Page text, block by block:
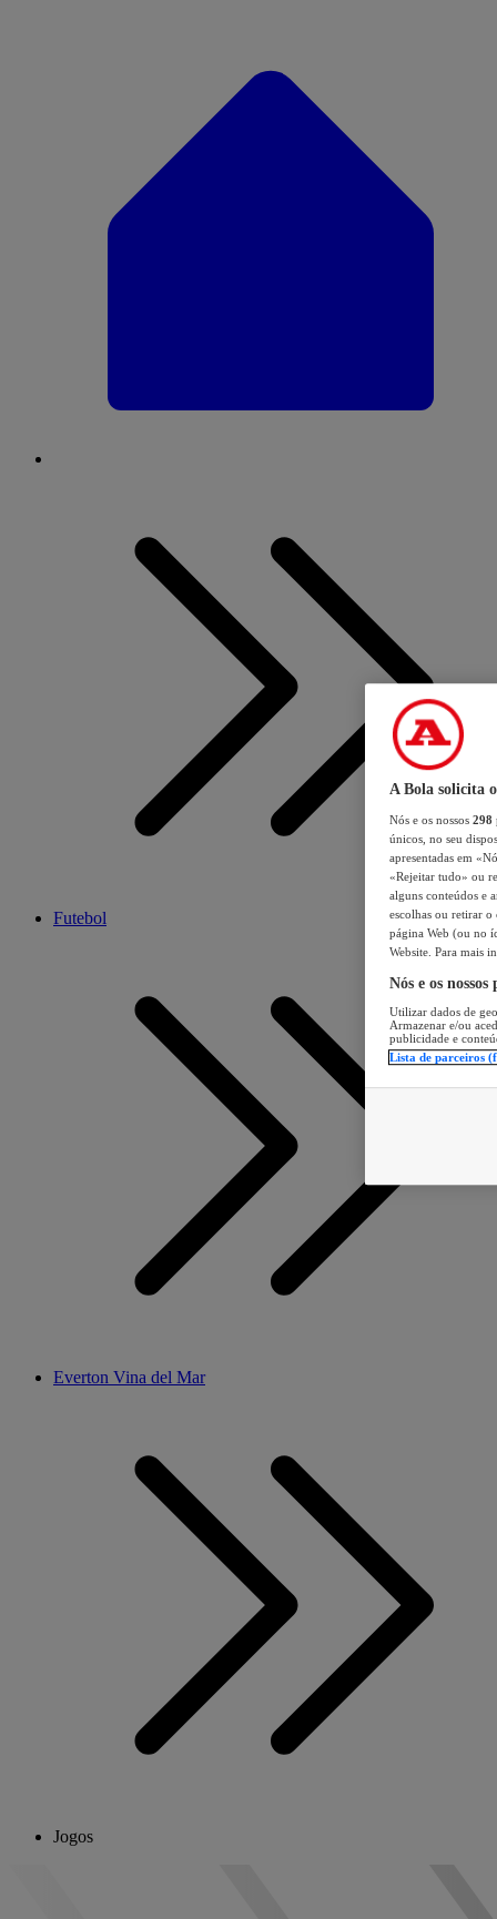
Futebol
Everton Vina del Mar
Jogos
A Bola solicita
Nós e os nossos 298
únicos, no seu
apresentadas em
«Rejeitar tudo» ou
alguns conteúdos e
escolhas ou retirar
página Web (ou no
Website. Para mais
Nós e os
Utilizar dados de
Armazenar e/ou
publicidade e
Lista de parceiros